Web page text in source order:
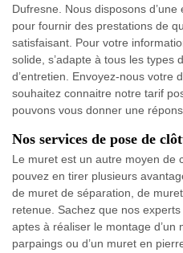
Dufresne. Nous disposons
pour fournir des prestations de
satisfaisant. Pour votre
solide, s’adapte à tous les types
d’entretien. Envoyez-nous votre
souhaitez connaitre notre tarif
pouvons vous donner une
Nos services de pose de
Le muret est un autre moyen de
pouvez en tirer plusieurs
de muret de séparation, de
retenue. Sachez que nos
aptes à réaliser le montage d’un
parpaings ou d’un muret en